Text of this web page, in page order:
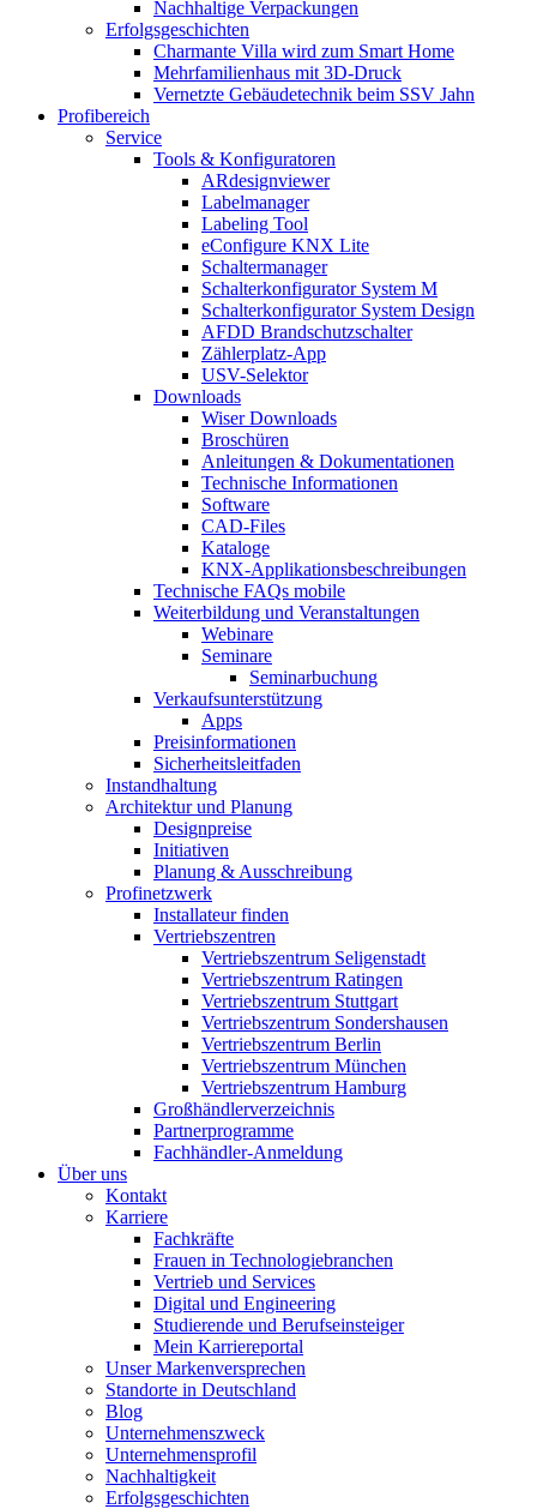
Nachhaltige Verpackungen
Erfolgsgeschichten
Charmante Villa wird zum Smart Home
Mehrfamilienhaus mit 3D-Druck
Vernetzte Gebäudetechnik beim SSV Jahn
Profibereich
Service
Tools & Konfiguratoren
ARdesignviewer
Labelmanager
Labeling Tool
eConfigure KNX Lite
Schaltermanager
Schalterkonfigurator System M
Schalterkonfigurator System Design
AFDD Brandschutzschalter
Zählerplatz-App
USV-Selektor
Downloads
Wiser Downloads
Broschüren
Anleitungen & Dokumentationen
Technische Informationen
Software
CAD-Files
Kataloge
KNX-Applikationsbeschreibungen
Technische FAQs mobile
Weiterbildung und Veranstaltungen
Webinare
Seminare
Seminarbuchung
Verkaufsunterstützung
Apps
Preisinformationen
Sicherheitsleitfaden
Instandhaltung
Architektur und Planung
Designpreise
Initiativen
Planung & Ausschreibung
Profinetzwerk
Installateur finden
Vertriebszentren
Vertriebszentrum Seligenstadt
Vertriebszentrum Ratingen
Vertriebszentrum Stuttgart
Vertriebszentrum Sondershausen
Vertriebszentrum Berlin
Vertriebszentrum München
Vertriebszentrum Hamburg
Großhändlerverzeichnis
Partnerprogramme
Fachhändler-Anmeldung
Über uns
Kontakt
Karriere
Fachkräfte
Frauen in Technologiebranchen
Vertrieb und Services
Digital und Engineering
Studierende und Berufseinsteiger
Mein Karriereportal
Unser Markenversprechen
Standorte in Deutschland
Blog
Unternehmenszweck
Unternehmensprofil
Nachhaltigkeit
Erfolgsgeschichten